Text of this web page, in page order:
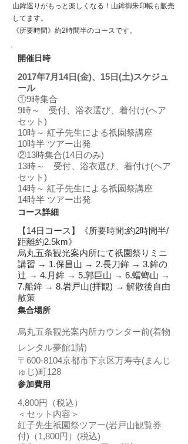
山鉾巡りがもっと楽しくなる！山鉾御朱印帳も販売
してます。
​《所要時間》約2時間半のコースです。
​開催日時
2017年7月14日(金)、15日(土)スケジュ
ール
①9時集合
9時～ 受付、浴衣選び、着付け(ヘア
セット)
10時～ 紅子先生による祇園祭講座
10時半 ツアー出発
②13時集合(14日のみ)
13時～ 受付、浴衣選び、着付け(ヘア
セット)
14時～ 紅子先生による祇園祭講座
14時半 ツアー出発
コース詳細
【14日コース】《所要時間:約2時間半/
距離約2.5km》
烏丸五条観光案内所にて祇園祭りミニ
講習 → 1.保昌山 → 2.長刀鉾 → 3.鉾の
辻 → 4.月鉾 → 5.郭巨山 → 6.蟷螂山 →
7.船鉾 → 8.岩戸山(拝観) → 解散後自由
散策
集合場所
烏丸五条観光案内所カウンター前(着物
レンタル夢館1階)
〒600-8104京都市下京区万寿寺(まんじ
ゅじ)町128
参加費用
4,800円（税込）
＜セット内容＞
紅子先生祇園祭ツアー(岩戸山観覧券
付)（1,800円）(税込)